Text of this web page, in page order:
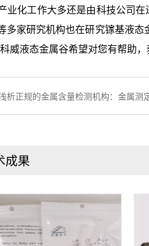
业化工作大多还是由科技公司
多家研究机构也在研究镓基液
威液态金属谷希望对您有帮助
析正规的金属含量检测机构：金属
成果